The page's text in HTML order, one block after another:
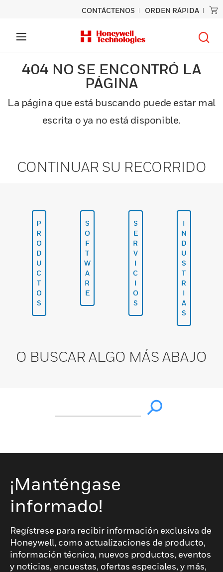
CONTÁCTENOS ORDEN RÁPIDA
404 NO SE ENCONTRÓ LA
PÁGINA
La página que está buscando puede estar mal
escrita o ya no está disponible.
CONTINUAR SU RECORRIDO
P
R
O
D
U
C
T
O
S
S
O
F
T
W
A
R
E
S
E
R
V
I
C
I
O
S
I
N
D
U
S
T
R
I
A
S
O BUSCAR ALGO MÁS ABAJO
¡Manténgase
informado!
Regístrese para recibir información exclusiva de
Honeywell, como actualizaciones de producto,
información técnica, nuevos productos, eventos
y noticias, encuestas, ofertas especiales, y más,